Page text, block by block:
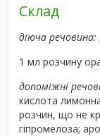
Склад
діюча речовина:
1 мл розчину
допоміжні
кислота
розчин, що не
гіпромелоза;